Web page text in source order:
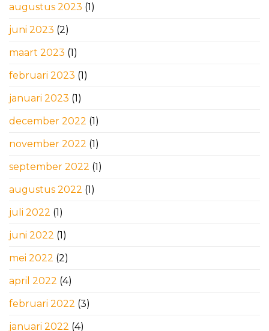
augustus 2023 (1)
juni 2023 (2)
maart 2023 (1)
februari 2023 (1)
januari 2023 (1)
december 2022 (1)
november 2022 (1)
september 2022 (1)
augustus 2022 (1)
juli 2022 (1)
juni 2022 (1)
mei 2022 (2)
april 2022 (4)
februari 2022 (3)
januari 2022 (4)